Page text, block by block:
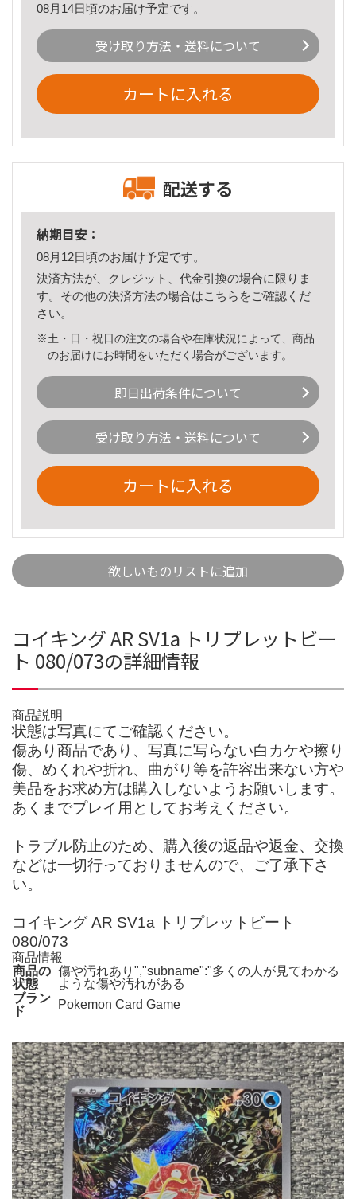
08月14日頃のお届け予定です。
受け取り方法・送料について
カートに入れる
配送する
納期目安：
08月12日頃のお届け予定です。
決済方法が、クレジット、代金引換の場合に限りま
す。その他の決済方法の場合はこちら をご確認くだ
さい。
※土・日・祝日の注文の場合や在庫状況によって、商品
のお届けにお時間をいただく場合がございます。
即日出荷条件について
受け取り方法・送料について
カートに入れる
欲しいものリストに追加
コイキング AR SV1a トリプレットビー
ト 080/073の詳細情報
商品説明
状態は写真にてご確認ください。
傷あり商品であり、写真に写らない白カケや擦り
傷、めくれや折れ、曲がり等を許容出来ない方や
美品をお求め方は購入しないようお願いします。
あくまでプレイ用としてお考えください。
トラブル防止のため、購入後の返品や返金、交換
などは一切行っておりませんので、ご了承下さ
い。
コイキング AR SV1a トリプレットビート
080/073
商品情報
商品の
状態
傷や汚れあり","subname":"多くの人が見てわかる
ような傷や汚れがある
ブラン
ド
Pokemon Card Game